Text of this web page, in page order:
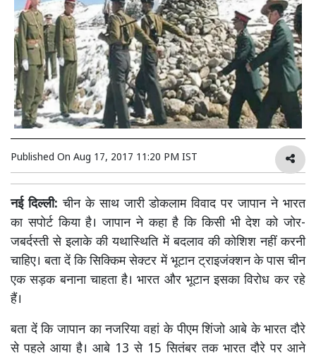
Published On Aug 17, 2017 11:20 PM IST
नई दिल्ली: चीन के साथ जारी डोकलाम विवाद पर जापान ने भारत
का सपोर्ट किया है। जापान ने कहा है कि किसी भी देश को जोर-
जबर्दस्ती से इलाके की यथास्थिति में बदलाव की कोशिश नहीं करनी
चाहिए। बता दें कि सिक्किम सेक्टर में भूटान ट्राइजंक्शन के पास चीन
एक सड़क बनाना चाहता है। भारत और भूटान इसका विरोध कर रहे
हैं।
बता दें कि जापान का नजरिया वहां के पीएम शिंजो आबे के भारत दौरे
से पहले आया है। आबे 13 से 15 सितंबर तक भारत दौरे पर आने